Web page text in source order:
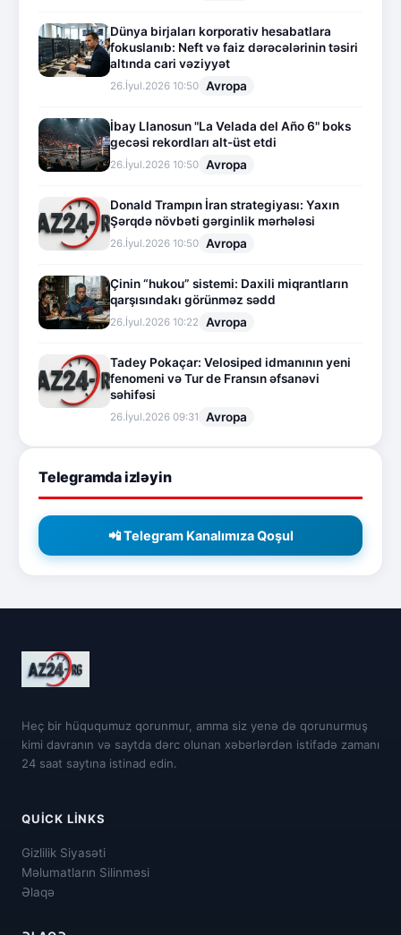
Dünya birjaları korporativ hesabatlara
fokuslanıb: Neft və faiz dərəcələrinin təsiri
altında cari vəziyyət
26.İyul.2026 10:50 Avropa
İbay Llanosun "La Velada del Año 6" boks
gecəsi rekordları alt-üst etdi
26.İyul.2026 10:50 Avropa
Donald Trampın İran strategiyası: Yaxın
Şərqdə növbəti gərginlik mərhələsi
26.İyul.2026 10:50 Avropa
Çinin “hukou” sistemi: Daxili miqrantların
qarşısındakı görünməz sədd
26.İyul.2026 10:22 Avropa
Tadey Pokaçar: Velosiped idmanının yeni
fenomeni və Tur de Fransın əfsanəvi
səhifəsi
26.İyul.2026 09:31 Avropa
Telegramda izləyin
📲 Telegram Kanalımıza Qoşul
Heç bir hüququmuz qorunmur, amma siz yenə də qorunurmuş
kimi davranın və saytda dərc olunan xəbərlərdən istifadə zamanı
24 saat saytına istinad edin.
QUICK LINKS
Gizlilik Siyasəti
Məlumatların Silinməsi
Əlaqə